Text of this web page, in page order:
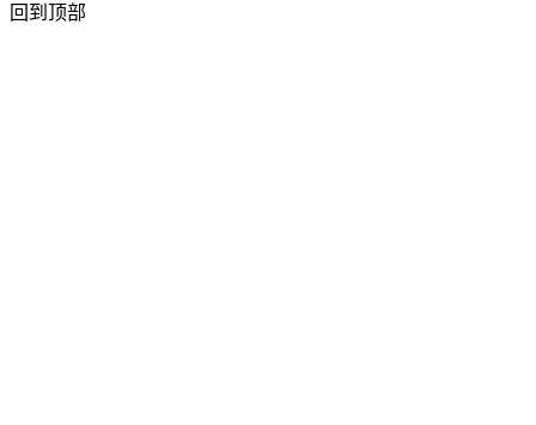
回到顶部